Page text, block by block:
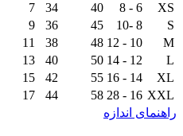
XS
6 - 8
40
34
7
S
8 -10
45
36
9
M
10 - 12
48
38
11
L
12 - 14
50
40
13
XL
14 - 16
55
42
15
XXL
16 - 28
58
44
17
راهنمای اندازه